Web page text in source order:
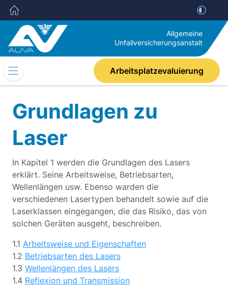
Allgemeine
Unfallversicherungsanstalt
Mobile
Navigation
Arbeitsplatzevaluierung
Grundlagen zu
Laser
In Kapitel 1 werden die Grundlagen des Lasers
erklärt. Seine Arbeitsweise, Betriebsarten,
Wellenlängen usw. Ebenso warden die
verschiedenen Lasertypen behandelt sowie auf die
Laserklassen eingegangen, die das Risiko, das von
solchen Geräten ausgeht, beschreiben.
1.1 Arbeitsweise und Eigenschaften
1.2 Betriebsarten des Lasers
1.3 Wellenlängen des Lasers
1.4 Reflexion und Transmission